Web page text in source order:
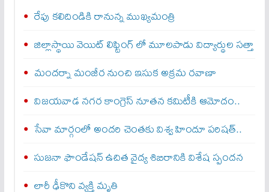
రేపు కలిదిండికి రానున్న ముఖ్యమంత్రి
జిల్లాస్థాయి వెయిట్ లిఫ్టింగ్ లో మూలపాడు విద్యార్థుల సత్తా
మందర్నా మంజీర నుంచి ఇసుక అక్రమ రవాణా
విజయవాడ నగర కాంగ్రెస్ నూతన కమిటీకి ఆమోదం..
సేవా మార్గంలో అందరి చెంతకు విశ్వ హిందూ పరిషత్..
సుజనా ఫౌండేషన్ ఉచిత వైద్య శిబిరానికి విశేష స్పందన
లారీ ఢీకొని వ్యక్తి మృతి